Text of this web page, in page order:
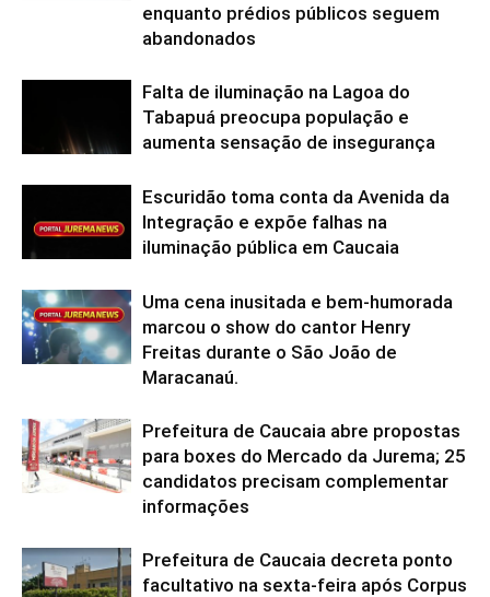
enquanto prédios públicos seguem
abandonados
Falta de iluminação na Lagoa do
Tabapuá preocupa população e
aumenta sensação de insegurança
Escuridão toma conta da Avenida da
Integração e expõe falhas na
iluminação pública em Caucaia
Uma cena inusitada e bem-humorada
marcou o show do cantor Henry
Freitas durante o São João de
Maracanaú.
Prefeitura de Caucaia abre propostas
para boxes do Mercado da Jurema; 25
candidatos precisam complementar
informações
Prefeitura de Caucaia decreta ponto
facultativo na sexta-feira após Corpus